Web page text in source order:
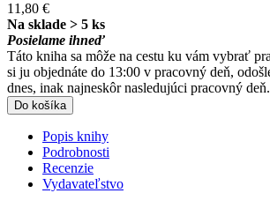
11,80 €
Na sklade > 5 ks
Posielame ihneď
Táto kniha sa môže na cestu ku vám vybrať
si ju objednáte do 13:00 v pracovný deň,
dnes, inak najneskôr nasledujúci pracovný deň.
Do košíka
Popis knihy
Podrobnosti
Recenzie
Vydavateľstvo